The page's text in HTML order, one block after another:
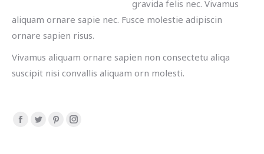
gravida felis nec. Vivamus
aliquam ornare sapie nec. Fusce molestie adipiscin
ornare sapien risus.
Vivamus aliquam ornare sapien non consectetu aliqa
suscipit nisi convallis aliquam orn molesti.
Facebook
TwitterPinterest
Instagram